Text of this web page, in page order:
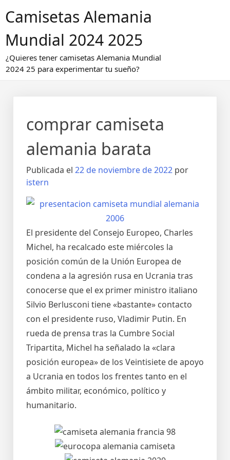
alCamisetas Alemania
Mundial 2024 2025
¿Quieres tener camisetas Alemania Mundial
2024 25 para experimentar tu sueño?
comprar camiseta
alemania barata
Publicada el 22 de noviembre de 2022 por
istern
El presidente del Consejo Europeo, Charles
Michel, ha recalcado este miércoles la
posición común de la Unión Europea de
condena a la agresión rusa en Ucrania tras
conocerse que el ex primer ministro italiano
Silvio Berlusconi tiene «bastante» contacto
con el presidente ruso, Vladimir Putin. En
rueda de prensa tras la Cumbre Social
Tripartita, Michel ha señalado la «clara
posición europea» de los Veintisiete de apoyo
a Ucrania en todos los frentes tanto en el
ámbito militar, económico, político y
humanitario.